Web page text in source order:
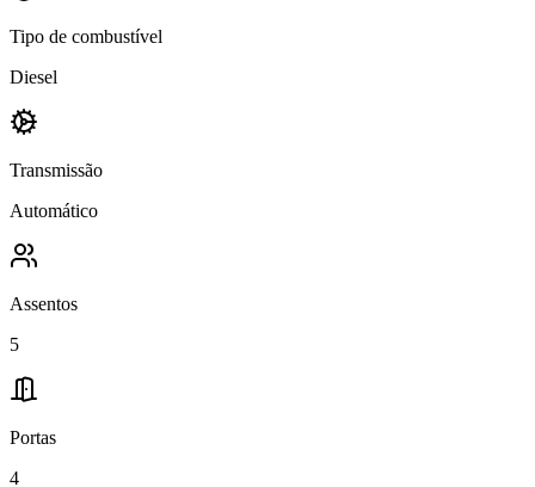
Tipo de combustível
Diesel
Transmissão
Automático
Assentos
5
Portas
4